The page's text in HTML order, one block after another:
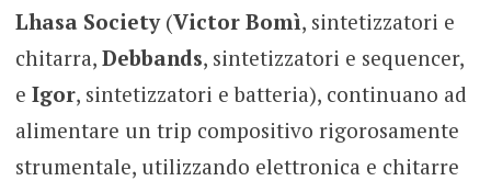
Lhasa Society(Victor Bomì, sintetizzatori e
chitarra, Debbands, sintetizzatori e sequencer,
e Igor, sintetizzatori e batteria), continuano ad
alimentare un trip compositivo rigorosamente
strumentale, utilizzando elettronica e chitarre